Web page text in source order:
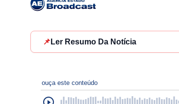
📌 Ler Resumo Da Notícia
ouça este conteúdo